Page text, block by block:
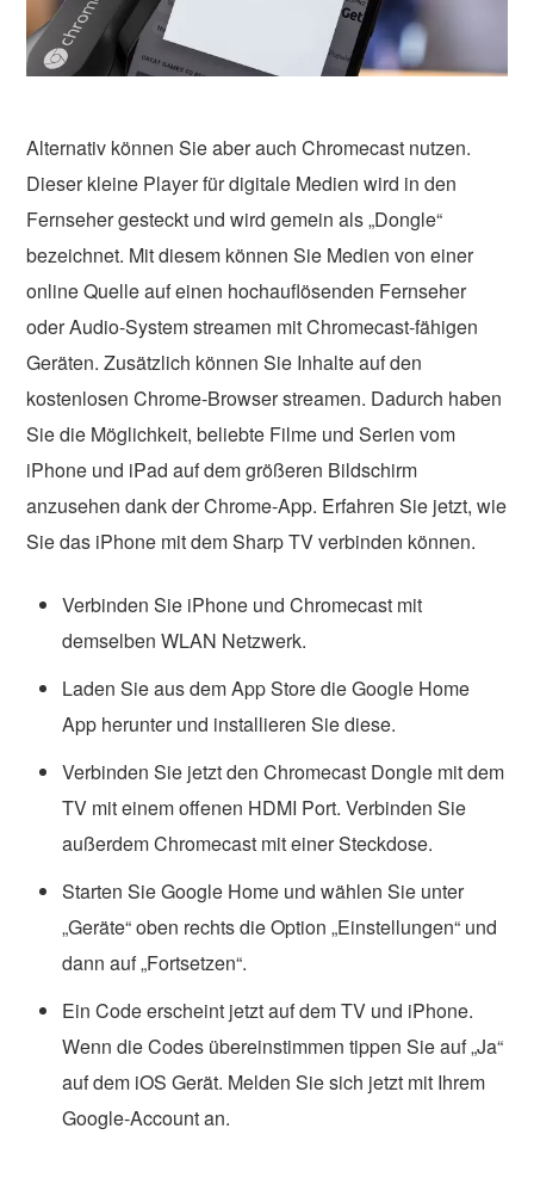
Alternativ können Sie aber auch Chromecast nutzen.
Dieser kleine Player für digitale Medien wird in den
Fernseher gesteckt und wird gemein als „Dongle“
bezeichnet. Mit diesem können Sie Medien von einer
online Quelle auf einen hochauflösenden Fernseher
oder Audio-System streamen mit Chromecast-fähigen
Geräten. Zusätzlich können Sie Inhalte auf den
kostenlosen Chrome-Browser streamen. Dadurch haben
Sie die Möglichkeit, beliebte Filme und Serien vom
iPhone und iPad auf dem größeren Bildschirm
anzusehen dank der Chrome-App. Erfahren Sie jetzt, wie
Sie das iPhone mit dem Sharp TV verbinden können.
Verbinden Sie iPhone und Chromecast mit
demselben WLAN Netzwerk.
Laden Sie aus dem App Store die Google Home
App herunter und installieren Sie diese.
Verbinden Sie jetzt den Chromecast Dongle mit dem
TV mit einem offenen HDMI Port. Verbinden Sie
außerdem Chromecast mit einer Steckdose.
Starten Sie Google Home und wählen Sie unter
„Geräte“ oben rechts die Option „Einstellungen“ und
dann auf „Fortsetzen“.
Ein Code erscheint jetzt auf dem TV und iPhone.
Wenn die Codes übereinstimmen tippen Sie auf „Ja“
auf dem iOS Gerät. Melden Sie sich jetzt mit Ihrem
Google-Account an.